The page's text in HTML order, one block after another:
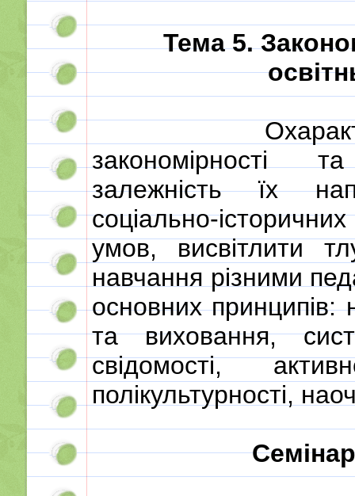
Тема 5.
закономірності
залежність їх
соціально-
умов, висвітлити
навчання різними
основних принципів:
та виховання,
свідомості,
полікультурності,